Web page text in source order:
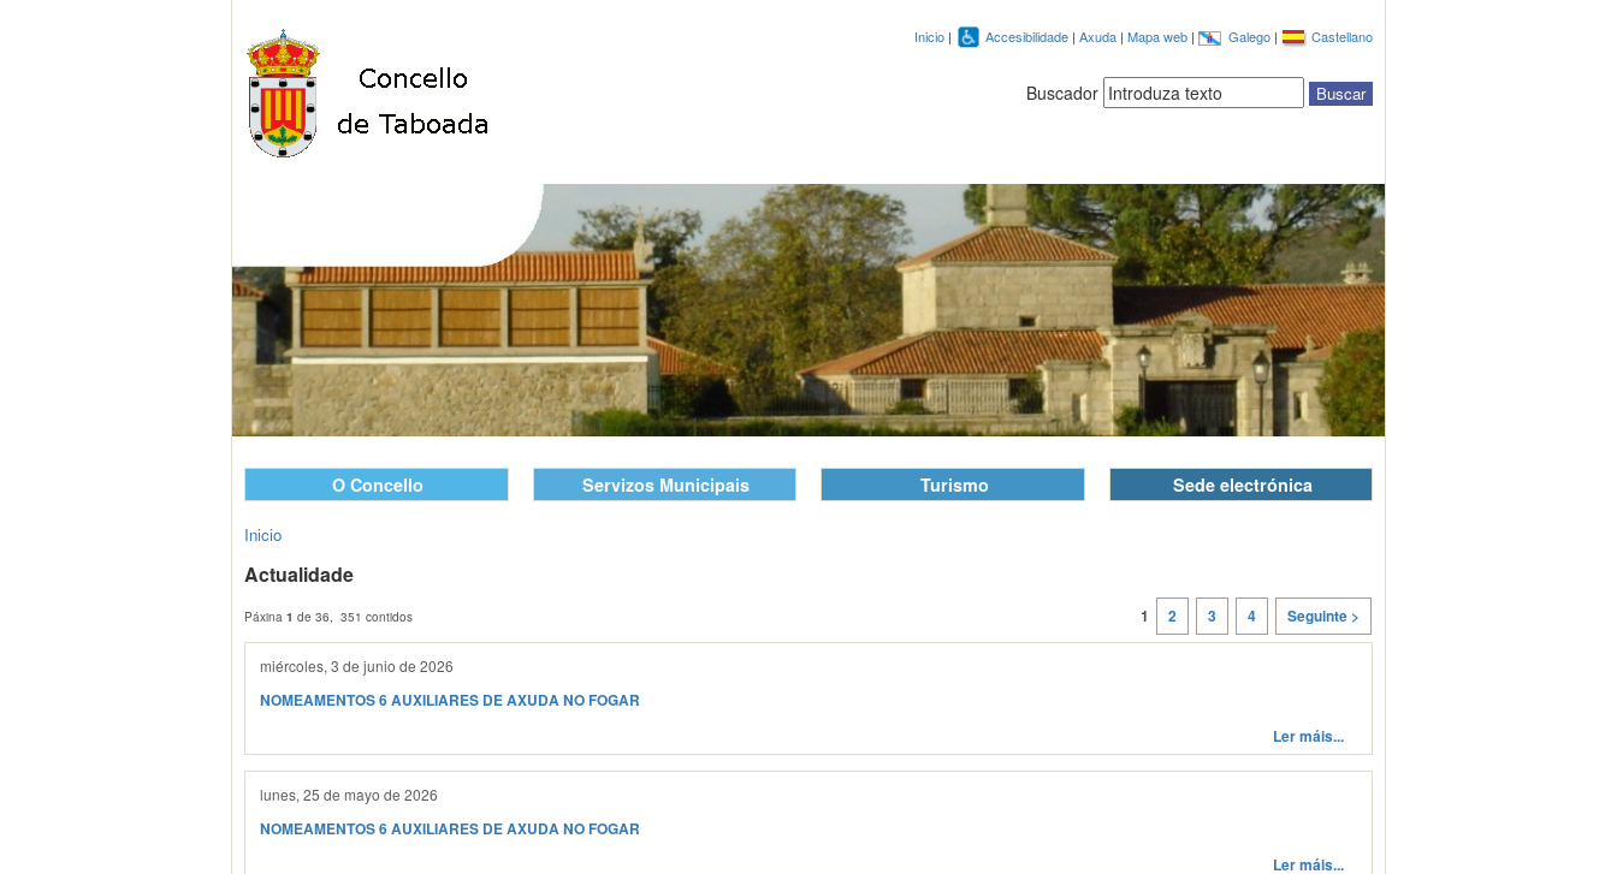
Inicio | Accesibilidade | Axuda | Mapa web | Galego | Castellano
Buscador
O Concello Servizos Municipais Turismo Sede electrónica
Inicio
Actualidade
Páxina 1 de 36, 351 contidos 1 2 3 4 Seguinte >
miércoles, 3 de junio de 2026
NOMEAMENTOS 6 AUXILIARES DE AXUDA NO FOGAR
Ler máis...
lunes, 25 de mayo de 2026
NOMEAMENTOS 6 AUXILIARES DE AXUDA NO FOGAR
Ler máis...